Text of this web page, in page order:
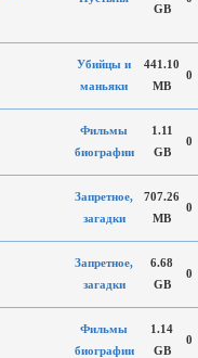
GB
Убийцы и
маньяки
441.10
MB
0
Фильмы
биографии
1.11
GB
0
Запретное,
загадки
707.26
MB
0
Запретное,
загадки
6.68
GB
0
Фильмы
биографии
1.14
GB
0